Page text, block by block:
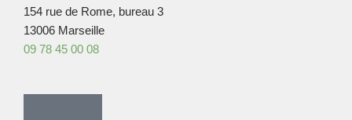
154 rue de Rome, bureau 3
13006 Marseille
09 78 45 00 08